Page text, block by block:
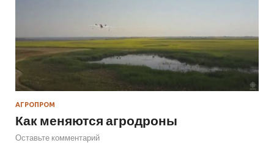
АГРОПРОМ
Как меняются агродроны
Оставьте комментарий